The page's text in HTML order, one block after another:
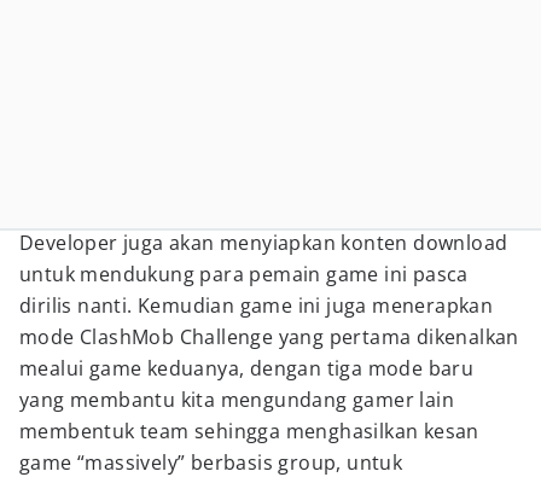
Developer juga akan menyiapkan konten download
untuk mendukung para pemain game ini pasca
dirilis nanti. Kemudian game ini juga menerapkan
mode ClashMob Challenge yang pertama dikenalkan
mealui game keduanya, dengan tiga mode baru
yang membantu kita mengundang gamer lain
membentuk team sehingga menghasilkan kesan
game “massively” berbasis group, untuk